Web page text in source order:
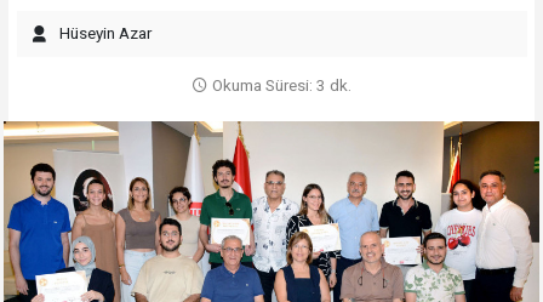
Hüseyin Azar
Okuma Süresi: 3 dk.